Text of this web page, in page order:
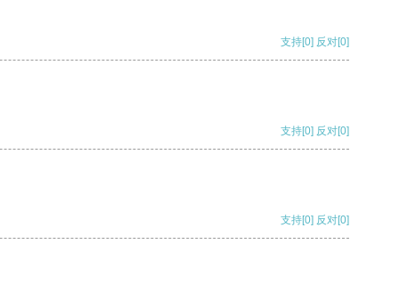
支持[0] 反对[0]
支持[0] 反对[0]
支持[0] 反对[0]